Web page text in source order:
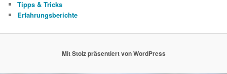
Tipps & Tricks
Erfahrungsberichte
Mit Stolz präsentiert von WordPress